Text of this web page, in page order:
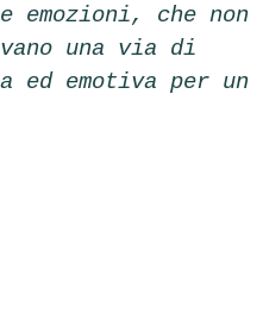
emozioni, che non
una via di
ed emotiva per un